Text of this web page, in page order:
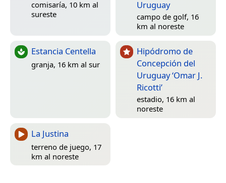
comisaría, 10 km al
sureste
Uruguay
campo de golf, 16
km al noreste
Estancia Centella
granja, 16 km al sur
Hipódromo de
Concepción del
Uruguay ‘Omar J.
Ricotti’
estadio, 16 km al
noreste
La Justina
terreno de juego, 17
km al noreste